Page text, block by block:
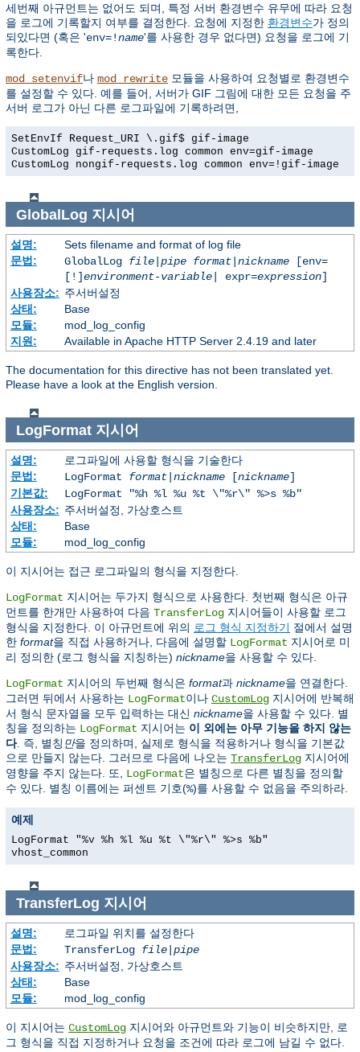
세번째 아규먼트는 없어도 되며, 특정 서버 환경변수 유무에 따라 요청
을 로그에 기록할지 여부를 결정한다. 요청에 지정한 환경변수가 정의
되있다면 (혹은 'env=!name'를 사용한 경우 없다면) 요청을 로그에 기
록한다.
mod_setenvif나 mod_rewrite 모듈을 사용하여 요청별로 환경변수
를 설정할 수 있다. 예를 들어, 서버가 GIF 그림에 대한 모든 요청을 주
서버 로그가 아닌 다른 로그파일에 기록하려면,
SetEnvIf Request_URI \.gif$ gif-image
CustomLog gif-requests.log common env=gif-image
CustomLog nongif-requests.log common env=!gif-image
GlobalLog 지시어
설명:
Sets filename and format of log file
문법:
GlobalLog file| pipe format| nickname[env=
[!]environment-variable| expr=expression]
사용장소: 주서버설정
상태:
Base
모듈:
mod_log_config
지원:
Available in Apache HTTP Server 2.4.19 and later
The documentation for this directive has not been translated yet.
Please have a look at the English version.
LogFormat지시어
설명:
로그파일에 사용할 형식을 기술한다
문법:
LogFormat format| nickname[nickname]
기본값:
LogFormat "%h %l %u %t \"%r\" %>s %b"
사용장소: 주서버설정, 가상호스트
상태:
Base
모듈:
mod_log_config
이 지시어는 접근 로그파일의 형식을 지정한다.
LogFormat 지시어는 두가지 형식으로 사용한다. 첫번째 형식은 아규
먼트를 한개만 사용하여 다음 TransferLog 지시어들이 사용할 로그
형식을 지정한다. 이 아규먼트에 위의 로그 형식 지정하기 절에서 설명
한 format을 직접 사용하거나, 다음에 설명할 LogFormat 지시어로 미
리 정의한 (로그 형식을 지칭하는) nickname을 사용할 수 있다.
LogFormat 지시어의 두번째 형식은 format과 nickname을 연결한다.
그러면 뒤에서 사용하는 LogFormat이나 CustomLog 지시어에 반복해
서 형식 문자열을 모두 입력하는 대신 nickname을 사용할 수 있다. 별
칭을 정의하는 LogFormat 지시어는 이 외에는 아무 기능을 하지 않는
다. 즉, 별칭 만을 정의하며, 실제로 형식을 적용하거나 형식을 기본값
으로 만들지 않는다. 그러므로 다음에 나오는 TransferLog 지시어에
영향을 주지 않는다. 또, LogFormat은 별칭으로 다른 별칭을 정의할
수 있다. 별칭 이름에는 퍼센트 기호(%)를 사용할 수 없음을 주의하라.
예제
LogFormat "%v %h %l %u %t \"%r\" %>s %b"
vhost_common
TransferLog 지시어
설명:
로그파일 위치를 설정한다
문법:
TransferLog file| pipe
사용장소: 주서버설정, 가상호스트
상태:
Base
모듈:
mod_log_config
이 지시어는 CustomLog 지시어와 아규먼트와 기능이 비슷하지만, 로
그 형식을 직접 지정하거나 요청을 조건에 따라 로그에 남길 수 없다.